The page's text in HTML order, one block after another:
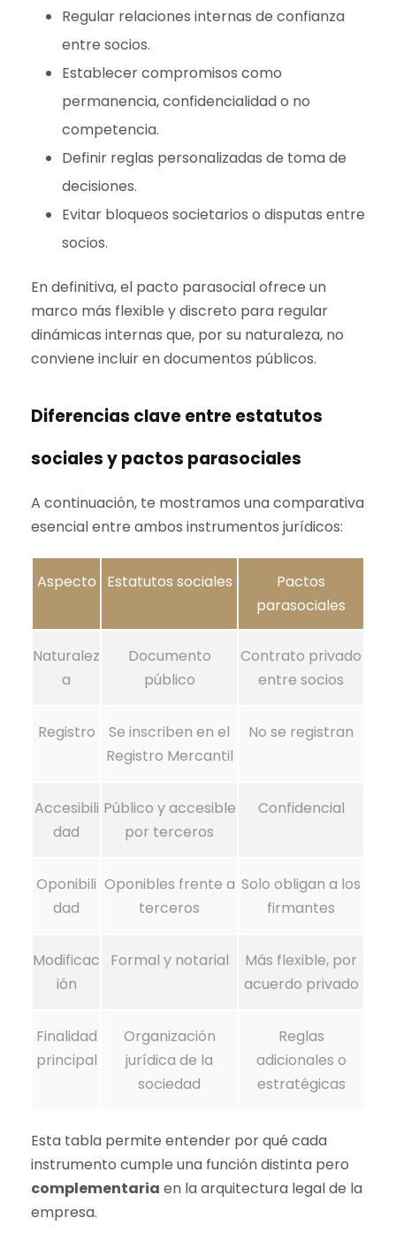
Regular relaciones internas de confianza
entre socios.
Establecer compromisos como
permanencia, confidencialidad o no
competencia.
Definir reglas personalizadas de toma de
decisiones.
Evitar bloqueos societarios o disputas entre
socios.
En definitiva, el pacto parasocial ofrece un
marco más flexible y discreto para regular
dinámicas internas que, por su naturaleza, no
conviene incluir en documentos públicos.
Diferencias clave entre estatutos
sociales y pactos parasociales
A continuación, te mostramos una comparativa
esencial entre ambos instrumentos jurídicos:
Aspecto Estatutos sociales
Pactos
parasociales
Naturalez
a
Documento
público
Contrato privado
entre socios
Registro
Se inscriben en el
Registro Mercantil
No se registran
Accesibili
dad
Público y accesible
por terceros
Confidencial
Oponibili
dad
Oponibles frente a
terceros
Solo obligan a los
firmantes
Modificac
ión
Formal y notarial
Más flexible, por
acuerdo privado
Finalidad
principal
Organización
jurídica de la
sociedad
Reglas
adicionales o
estratégicas
Esta tabla permite entender por qué cada
instrumento cumple una función distinta pero
complementaria en la arquitectura legal de la
empresa.